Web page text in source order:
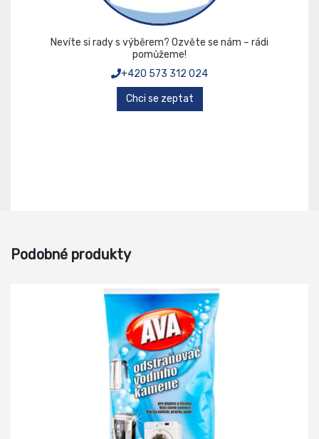
Nevíte si rady s výběrem? Ozvěte se nám – rádi
pomůžeme!
+420 573 312 024
Chci se zeptat
Podobné produkty